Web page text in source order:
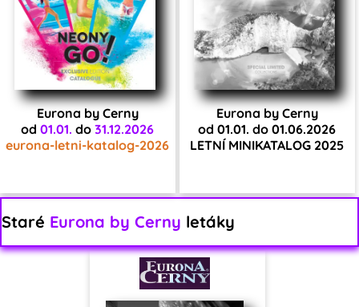
Eurona by Cerny
od 01.01. do 31.12.2026
eurona-letni-katalog-2026
Eurona by Cerny
od 01.01. do 01.06.2026
LETNÍ MINIKATALOG 2025
Staré Eurona by Cerny letáky